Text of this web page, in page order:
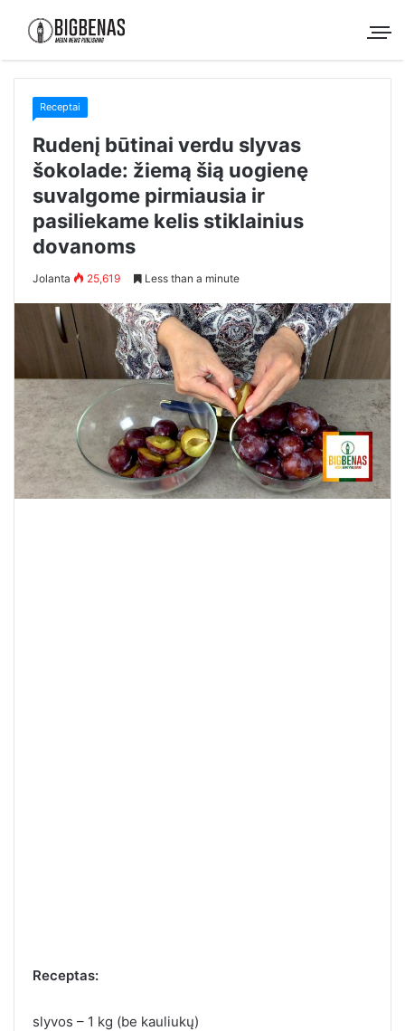
Receptai
Rudenį būtinai verdu slyvas
šokolade: žiemą šią uogienę
suvalgome pirmiausia ir
pasiliekame kelis stiklainius
dovanoms
Jolanta 25,619 Less than a minute
Receptas:
slyvos – 1 kg (be kauliukų)